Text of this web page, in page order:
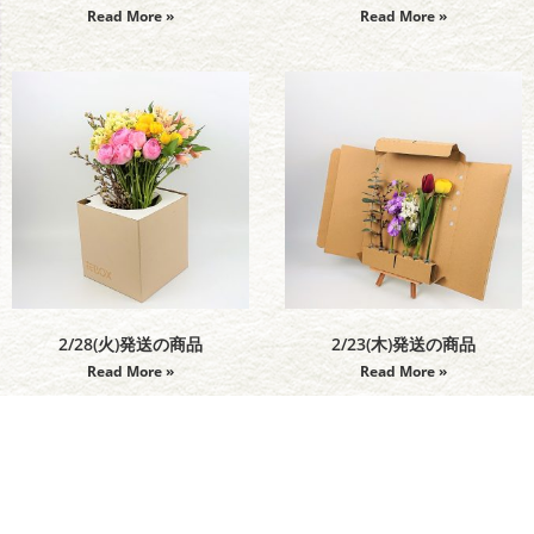
Read More » Read More »
2/28(火)発送の商品
Read More »
2/23(木)発送の商品
Read More »